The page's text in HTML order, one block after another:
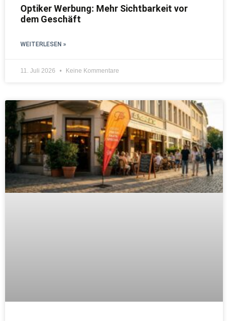
Optiker Werbung: Mehr Sichtbarkeit vor
dem Geschäft
WEITERLESEN »
11. Juli 2026 Keine Kommentare